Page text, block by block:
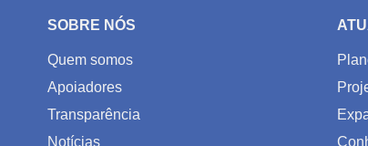
SOBRE NÓS
Quem somos
Apoiadores
Transparência
Notícias